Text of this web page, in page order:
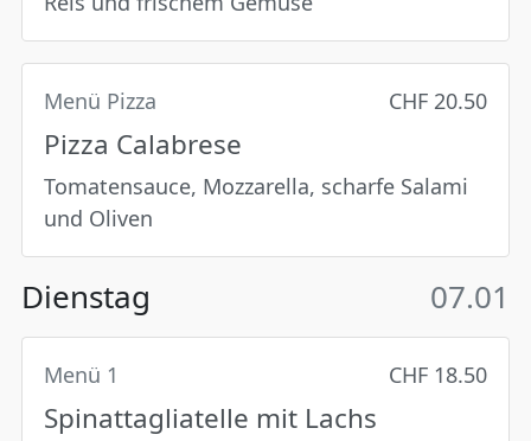
Menü Pizza CHF 20.50
Pizza Calabrese
Tomatensauce, Mozzarella, scharfe Salami
und Oliven
Dienstag 07.01
Menü 1 CHF 18.50
Spinattagliatelle mit Lachs